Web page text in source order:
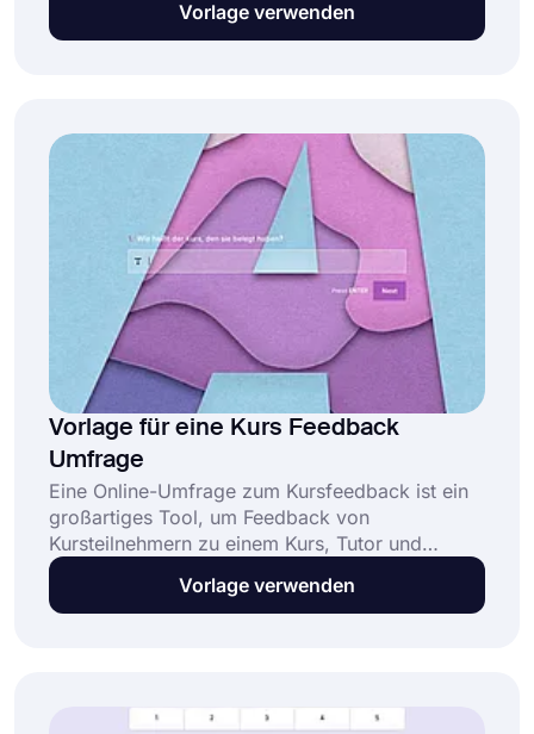
verwenden“, um Ihre Reise zu beginnen!
Vorlage verwenden
Vorlage für eine Kurs Feedback
Umfrage
Eine Online-Umfrage zum Kursfeedback ist ein
großartiges Tool, um Feedback von
Kursteilnehmern zu einem Kurs, Tutor und
Kursteilnehmern zu sammeln. Mit einer Online-
Umfrage können Sie sehen, ob das Kursziel
Vorlage verwenden